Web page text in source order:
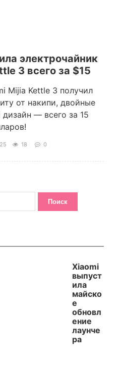
электрочайник
3 всего за $15
Mijia Kettle 3 получил
от накипи, двойные
— всего за 15
18 0
Xiaomi
выпуст
ила
майско
е
обновл
ение
лаунче
ра